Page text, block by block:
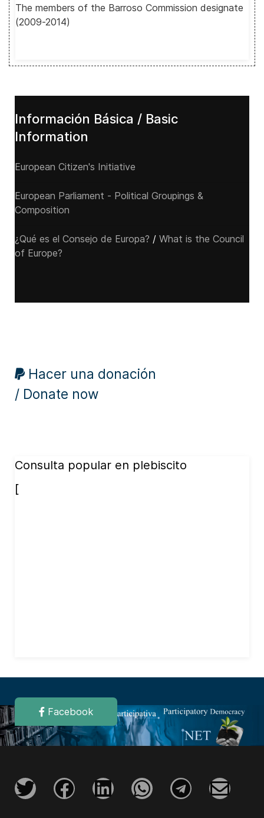
The members of the Barroso Commission designate
(2009-2014)
Información Básica / Basic
Information
European Citizen's Initiative
European Parliament - Political Groupings &
Composition
¿Qué es el Consejo de Europa? / What is the Council
of Europe?
Hacer una donación
/ Donate now
Consulta popular en plebiscito
[
Facebook